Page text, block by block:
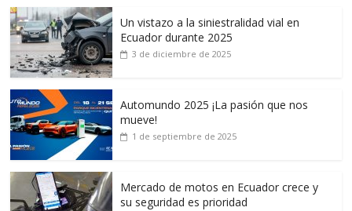
Un vistazo a la siniestralidad vial en
Ecuador durante 2025
3 de diciembre de 2025
Automundo 2025 ¡La pasión que nos
mueve!
1 de septiembre de 2025
Mercado de motos en Ecuador crece y
su seguridad es prioridad